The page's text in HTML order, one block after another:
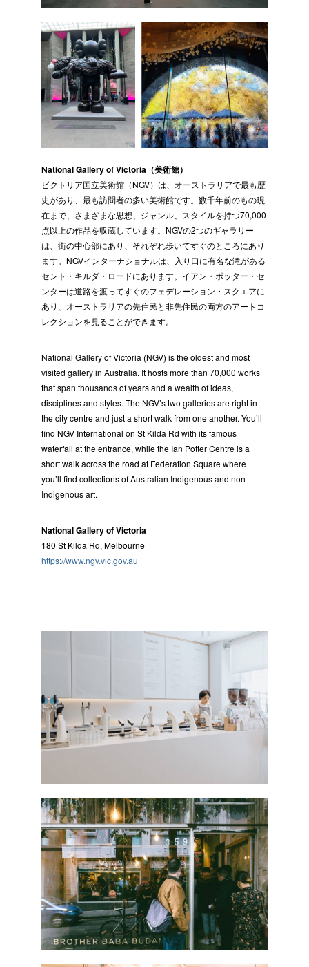
National Gallery of Victoria（美術館）
ビクトリア国立美術館（NGV）は、オーストラリアで最も歴
史があり、最も訪問者の多い美術館です。数千年前のもの現
在まで、さまざまな思想、ジャンル、スタイルを持つ70,000
点以上の作品を収蔵しています。NGVの2つのギャラリー
は、街の中心部にあり、それぞれ歩いてすぐのところにあり
ます。NGVインターナショナルは、入り口に有名な滝がある
セント・キルダ・ロードにあります。イアン・ポッター・セ
ンターは道路を渡ってすぐのフェデレーション・スクエアに
あり、オーストラリアの先住民と非先住民の両方のアートコ
レクションを見ることができます。
National Gallery of Victoria (NGV) is the oldest and most
visited gallery in Australia. It hosts more than 70,000 works
that span thousands of years and a wealth of ideas,
disciplines and styles. The NGV’s two galleries are right in
the city centre and just a short walk from one another. You’ll
find NGV International on St Kilda Rd with its famous
waterfall at the entrance, while the Ian Potter Centre is a
short walk across the road at Federation Square where
you’ll find collections of Australian Indigenous and non-
Indigenous art.
National Gallery of Victoria
180 St Kilda Rd, Melbourne
https://www.ngv.vic.gov.au